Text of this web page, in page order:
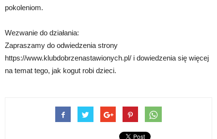
pokoleniom.
Wezwanie do działania:
Zapraszamy do odwiedzenia strony
https://www.klubdobrzenastawionych.pl/ i dowiedzenia się więcej
na temat tego, jak kogut robi dzieci.